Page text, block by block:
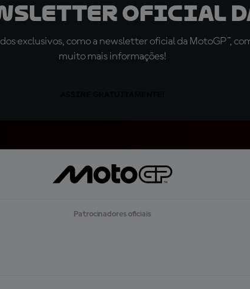
oficial da
exclusivos, como a newsletter oficial da MotoGP™,
muito mais informações!
Patrocinadores oficiais